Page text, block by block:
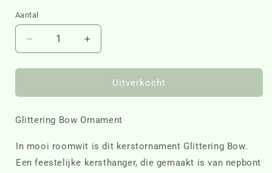
Aantal
Aantal
verlagen
voor
Bow
491060
Aantal
verhogen
voor
Glittering
Bow
491060
Uitverkocht
Glittering Bow Ornament
In mooi roomwit is dit kerstornament Glittering Bow.
Een feestelijke kersthanger, die gemaakt is van nepbont